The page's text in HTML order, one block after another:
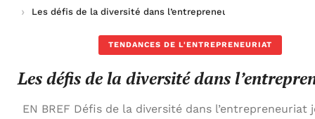
Les défis de la diversité dans l’entrepreneuriat
TENDANCES DE L'ENTREPRENEURIAT
Les défis de la diversité dans
EN BREF Défis de la diversité dans l’entrepreneuriat